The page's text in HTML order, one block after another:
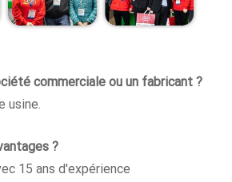
commerciale ou un fabricant ?
usine.
?
15 ans d'expérience